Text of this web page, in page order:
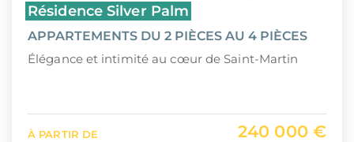
Résidence Silver Palm
APPARTEMENTS DU 2 PIÈCES AU 4 PIÈCES
Élégance et intimité au cœur de Saint-Martin
À PARTIR DE 240 000 €